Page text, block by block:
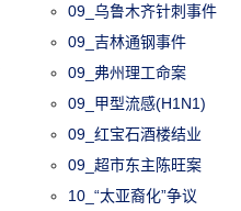
09_乌鲁木齐针刺事件
09_吉林通钢事件
09_弗州理工命案
09_甲型流感(H1N1)
09_红宝石酒楼结业
09_超市东主陈旺案
10_“太亚裔化”争议